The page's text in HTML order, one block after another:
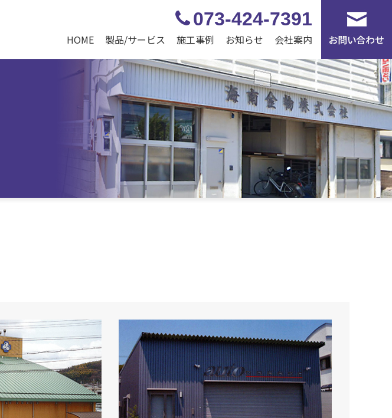
073-424-7391
HOME 製品/サービス 施工事例 お知らせ 会社案内